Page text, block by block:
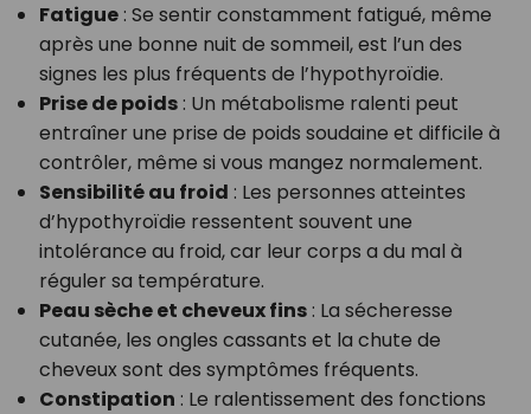
Fatigue: Se sentir constamment fatigué, même
après une bonne nuit de sommeil, est l’un des
signes les plus fréquents de l’hypothyroïdie.
Prise de poids: Un métabolisme ralenti peut
entraîner une prise de poids soudaine et difficile à
contrôler, même si vous mangez normalement.
Sensibilité au froid : Les personnes atteintes
d’hypothyroïdie ressentent souvent une
intolérance au froid, car leur corps a du mal à
réguler sa température.
Peau sèche et cheveux fins: La sécheresse
cutanée, les ongles cassants et la chute de
cheveux sont des symptômes fréquents.
Constipation : Le ralentissement des fonctions